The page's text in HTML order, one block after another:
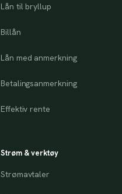
Lån til bryllup
Billån
Lån med anmerkning
Betalingsanmerkning
Effektiv rente
Strøm & verktøy
Strømavtaler